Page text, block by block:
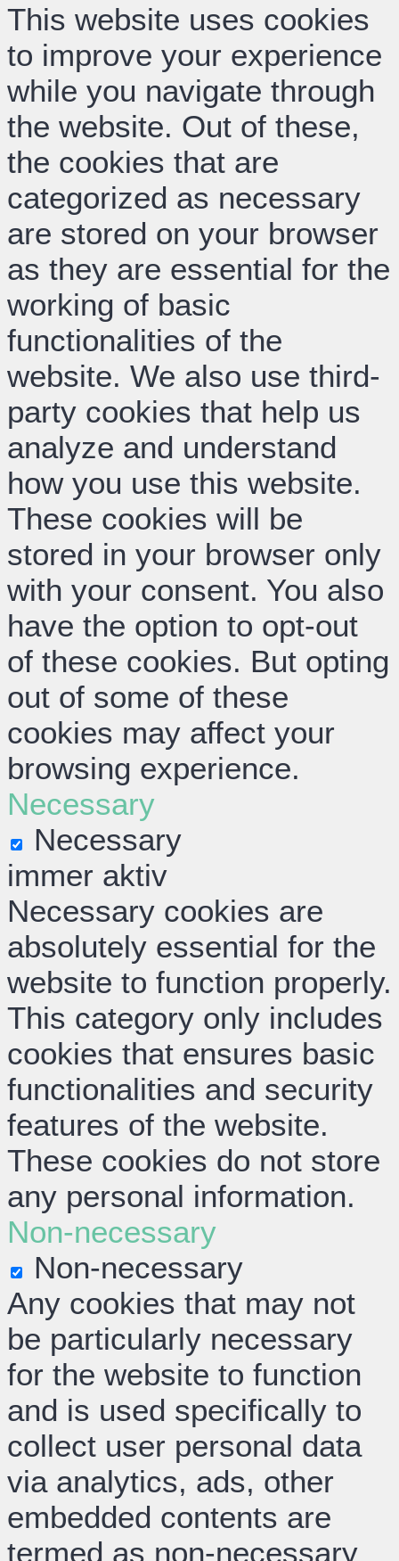
This website uses cookies
to improve your experience
while you navigate through
the website. Out of these,
the cookies that are
categorized as necessary
are stored on your browser
as they are essential for the
working of basic
functionalities of the
website. We also use third-
party cookies that help us
analyze and understand
how you use this website.
These cookies will be
stored in your browser only
with your consent. You also
have the option to opt-out
of these cookies. But opting
out of some of these
cookies may affect your
browsing experience.
Necessary
Necessary
immer aktiv
Necessary cookies are
absolutely essential for the
website to function properly.
This category only includes
cookies that ensures basic
functionalities and security
features of the website.
These cookies do not store
any personal information.
Non-necessary
Non-necessary
Any cookies that may not
be particularly necessary
for the website to function
and is used specifically to
collect user personal data
via analytics, ads, other
embedded contents are
termed as non-necessary